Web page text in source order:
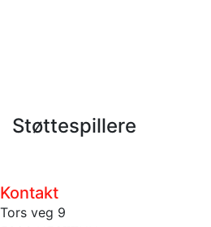
Støttespillere
Kontakt
Tors veg 9